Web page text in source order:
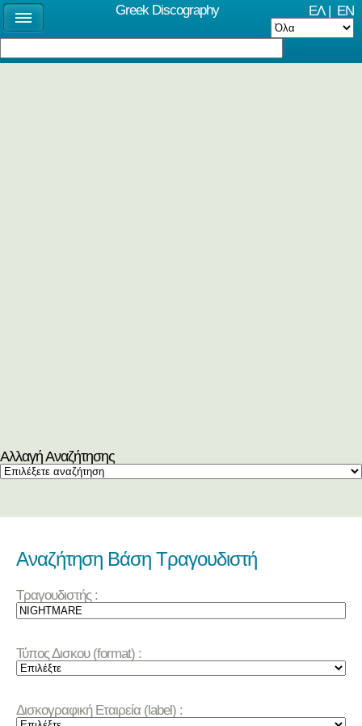
ΕΛ| EN
Αλλαγή Αναζήτησης
Αναζήτηση Βάση Τραγουδιστή
Τραγουδιστής :
Τύπος Δισκου (format) :
Δισκογραφική Εταιρεία (label) :
Greek Discography